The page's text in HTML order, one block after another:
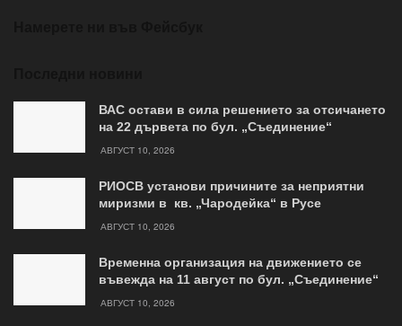
ВАС остави в сила решението за отсичането
на 22 дървета по бул. „Съединение“
АВГУСТ 10, 2026
РИОСВ установи причините за неприятни
миризми в кв. „Чародейка“ в Русе
АВГУСТ 10, 2026
Временна организация на движението се
въвежда на 11 август по бул. „Съединение“
АВГУСТ 10, 2026